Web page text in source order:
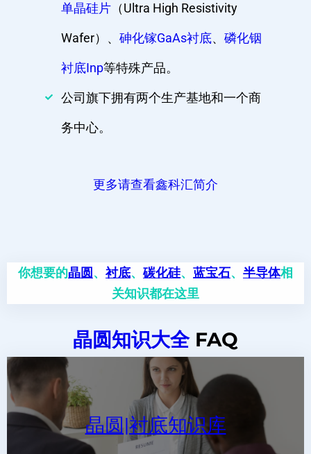
单晶硅片 （Ultra High Resistivity
Wafer）、 砷化镓GaAs衬底、 磷化铟
衬底Inp等特殊产品。
公司旗下拥有两个生产基地和一个商
务中心。
更多请查看鑫科汇简介
你想要的晶圆 、衬底、 碳化硅、 蓝宝石、 半导体相
关知识都在这里
晶圆知识大全FAQ
晶圆|衬底知识库